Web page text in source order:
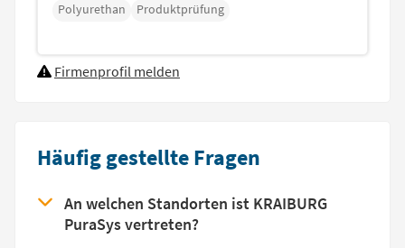
Polyurethan
Produktprüfung
Firmenprofil melden
Häufig gestellte Fragen
An welchen Standorten ist KRAIBURG
PuraSys vertreten?